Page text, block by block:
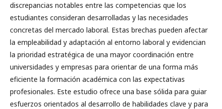
discrepancias notables entre las competencias que los
estudiantes consideran desarrolladas y las necesidades
concretas del mercado laboral. Estas brechas pueden afectar
la empleabilidad y adaptación al entorno laboral y evidencian
la prioridad estratégica de una mayor coordinación entre
universidades y empresas para orientar de una forma más
eficiente la formación académica con las expectativas
profesionales. Este estudio ofrece una base sólida para guiar
esfuerzos orientados al desarrollo de habilidades clave y para